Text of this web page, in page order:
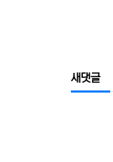
새댓글